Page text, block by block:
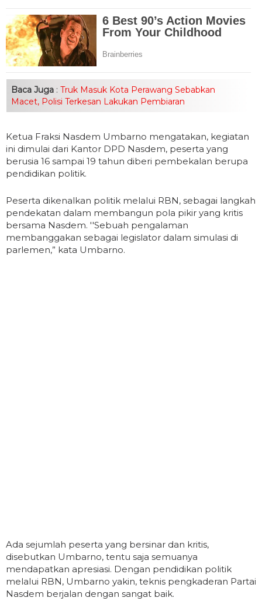
Baca Juga : Truk Masuk Kota Perawang Sebabkan
Macet, Polisi Terkesan Lakukan Pembiaran
Ketua Fraksi Nasdem Umbarno mengatakan, kegiatan
ini dimulai dari Kantor DPD Nasdem, peserta yang
berusia 16 sampai 19 tahun diberi pembekalan berupa
pendidikan politik.
Peserta dikenalkan politik melalui RBN, sebagai langkah
pendekatan dalam membangun pola pikir yang kritis
bersama Nasdem. ''Sebuah pengalaman
membanggakan sebagai legislator dalam simulasi di
parlemen,” kata Umbarno.
Ada sejumlah peserta yang bersinar dan kritis,
disebutkan Umbarno, tentu saja semuanya
mendapatkan apresiasi. Dengan pendidikan politik
melalui RBN, Umbarno yakin, teknis pengkaderan Partai
Nasdem berjalan dengan sangat baik.